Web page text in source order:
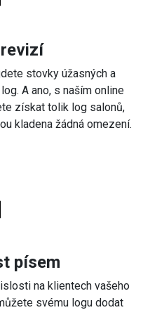
stovky úžasných a
A ano, s naším online
získat tolik log salonů,
kladena žádná omezení.
písem
na klientech vašeho
svému logu dodat